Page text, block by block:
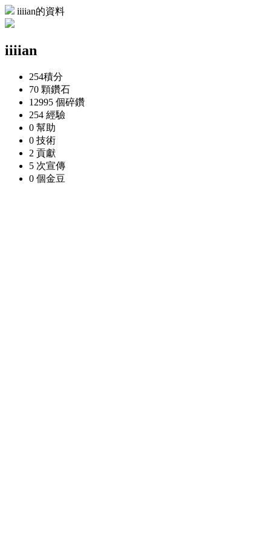
iiiian的資料
iiiian
254積分
70 顆鑽石
12995 個碎鑽
254 經驗
0 幫助
0 技術
2 貢獻
5 次宣傳
0 個金豆